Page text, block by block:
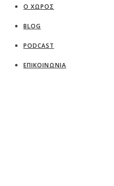
Ο ΧΩΡΟΣ
BLOG
PODCAST
ΕΠΙΚΟΙΝΩΝΙΑ